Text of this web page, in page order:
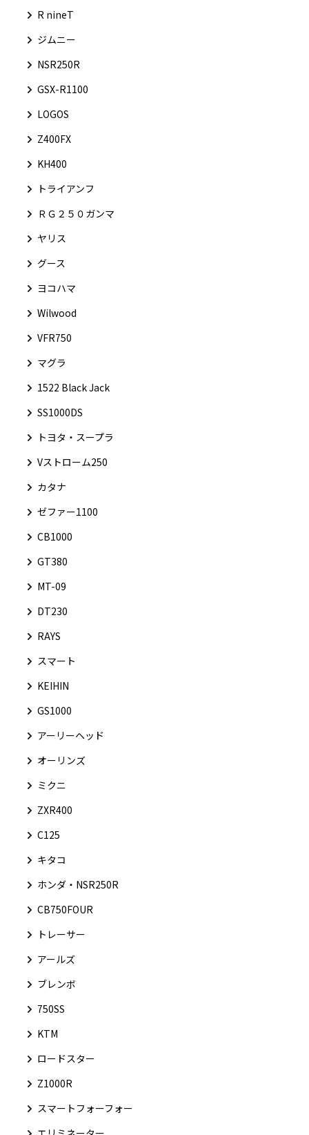
R nineT
ジムニー
NSR250R
GSX-R1100
LOGOS
Z400FX
KH400
トライアンフ
ＲＧ２５０ガンマ
ヤリス
グース
ヨコハマ
Wilwood
VFR750
マグラ
1522 Black Jack
SS1000DS
トヨタ・スープラ
Vストローム250
カタナ
ゼファー1100
CB1000
GT380
MT-09
DT230
RAYS
スマート
KEIHIN
GS1000
アーリーヘッド
オーリンズ
ミクニ
ZXR400
C125
キタコ
ホンダ・NSR250R
CB750FOUR
トレーサー
アールズ
ブレンボ
750SS
KTM
ロードスター
Z1000R
スマートフォーフォー